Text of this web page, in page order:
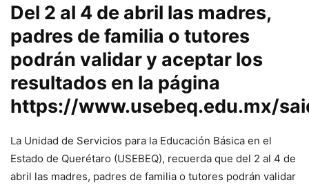
Del 2 al 4 de abril las madres,
padres de familia o tutores
podrán validar y aceptar los
resultados en la página
https://www.usebeq.edu.mx/
La Unidad de Servicios para la Educación Básica en el
Estado de Querétaro (USEBEQ), recuerda que del 2 al 4 de
abril las madres, padres de familia o tutores podrán validar